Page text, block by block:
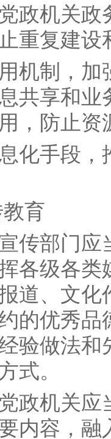
机关政
重复建设
制，加
共享和
，防止资
手段，
育
部门应
各级各
道、文
的优秀
验做法
式。
机关应
内容，